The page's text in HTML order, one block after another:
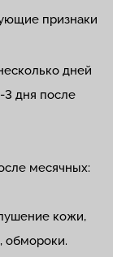
признаки
дней
дня после
месячных:
кожи,
обмороки.